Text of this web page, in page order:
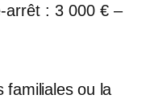
arrêt : 3 000 € –
familiales ou la